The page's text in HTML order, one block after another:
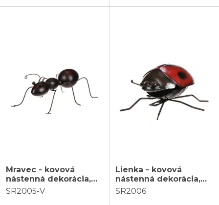
Mravec - kovová
nástenná dekorácia,
najväčšia veľkosť
SR2005-V
Lienka - kovová
nástenná dekorácia,
menšia veľkosť
SR2006